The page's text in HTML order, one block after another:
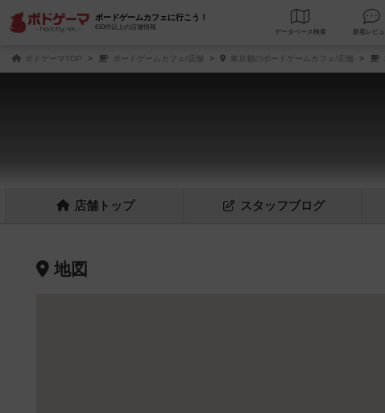
ボードゲームカフェに行こう！
610件以上の店舗情報
データベース 検索
ボドゲーマTOP ボードゲームカフェ/店舗 東京都のボードゲームカフェ/店舗
店舗 トップ スタッフブログ
地図